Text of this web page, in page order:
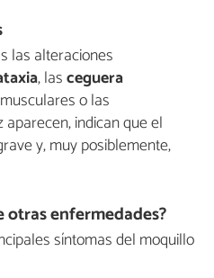
las alteraciones
, lasceguera
o las
aparecen, indican que el
y, muy posiblemente,
enfermedades?
síntomas del moquillo